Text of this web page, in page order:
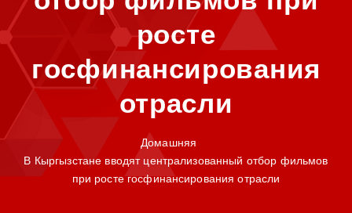
росте
госфинансирования
отрасли
Домашняя
В Кыргызстане вводят централизованный отбор фильмов
при росте госфинансирования отрасли